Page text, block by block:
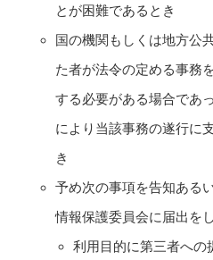
とが困難であるとき
国の機関もしくは地方公
た者が法令の定める事務
する必要がある場合であ
により当該事務の遂行に
き
予め次の事項を告知ある
情報保護委員会に届出を
利用目的に第三者への